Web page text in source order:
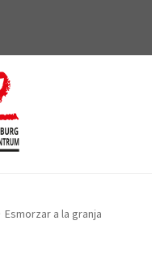
Esmorzar a la granja